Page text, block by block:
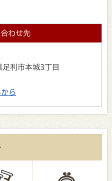
わせ先
利市本城3丁目
ら